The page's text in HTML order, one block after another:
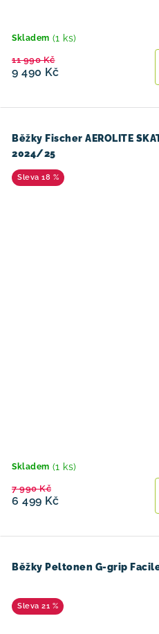
Skladem (1 ks)
9 490 Kč
11 990 Kč
Běžky Fischer AEROLITE
2024/25
18 %
Skladem (1 ks)
6 499 Kč
7 990 Kč
Běžky Peltonen G-grip
21 %